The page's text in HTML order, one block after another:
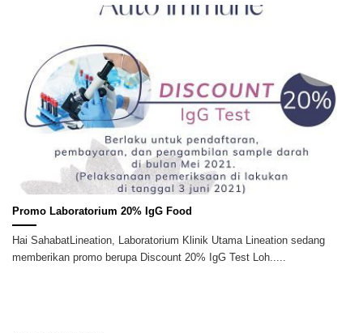
Promo Laboratorium 20% IgG Food
Hai SahabatLineation, Laboratorium Klinik Utama Lineation sedang
memberikan promo berupa Discount 20% IgG Test Loh.....